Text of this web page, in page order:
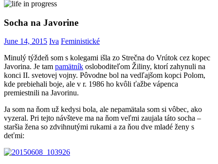
Socha na Javorine
June 14, 2015 Iva Feministické
Minulý týždeň som s kolegami išla zo Strečna do Vrútok cez kopec
Javorina. Je tam pamätník osloboditeľom Žiliny, ktorí zahynuli na
konci II. svetovej vojny. Pôvodne bol na vedľajšom kopci Polom,
kde prebiehali boje, ale v r. 1986 ho kvôli ťažbe vápenca
premiestnili na Javorinu.
Ja som na ňom už kedysi bola, ale nepamätala som si vôbec, ako
vyzeral. Pri tejto návšteve ma na ňom veľmi zaujala táto socha –
staršia žena so zdvihnutými rukami a za ňou dve mladé ženy s
deťmi: